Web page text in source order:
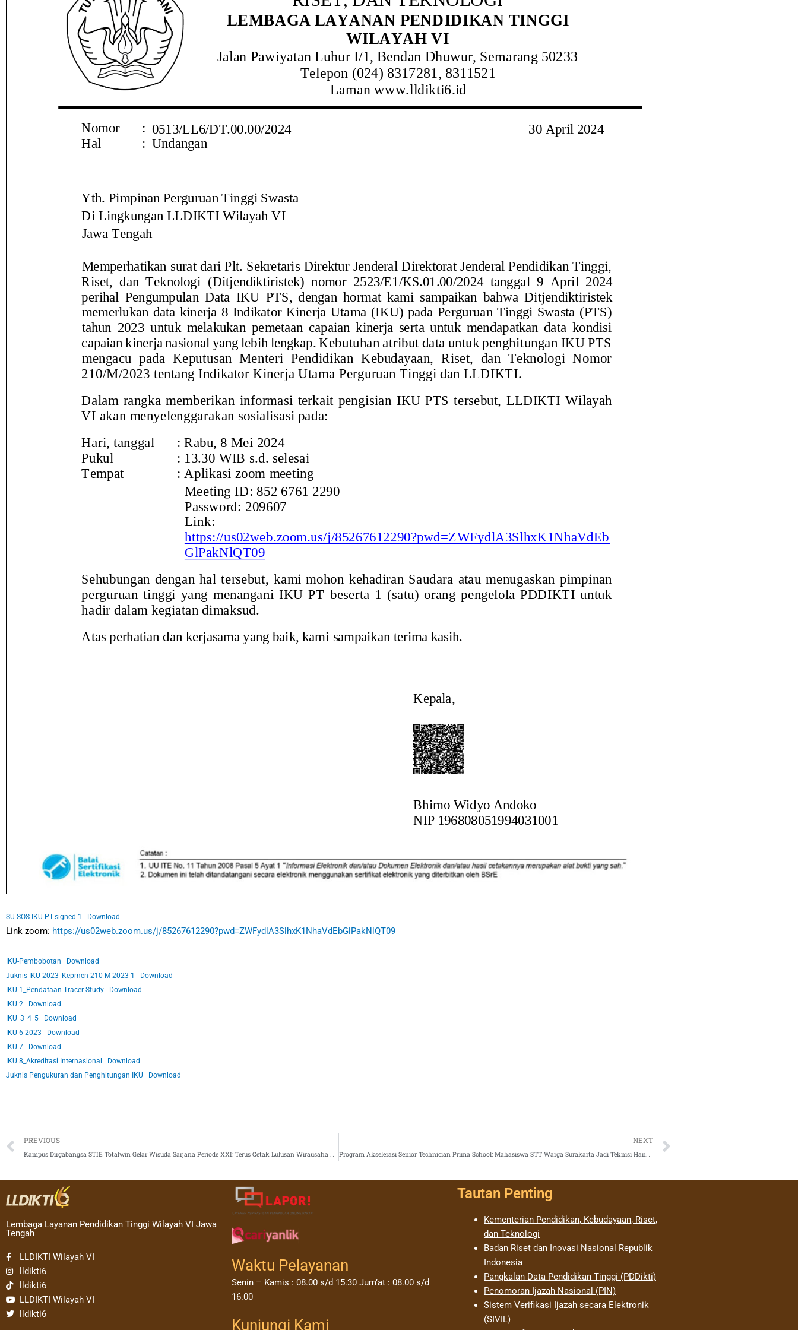
SU-SOS-IKU-PT-signed-1 Download
Link zoom: https://us02web.zoom.us/j/85267612290?pwd=ZWFydlA3SlhxK1NhaVdEbGlPakNlQT09
IKU-Pembobotan
Download
Juknis-IKU-2023_Kepmen-210-M-2023-1
Download
IKU 1_Pendataan Tracer Study
Download
IKU 2
Download
IKU_3_4_5
Download
IKU 6 2023
Download
IKU 7
Download
IKU 8_Akreditasi Internasional
Download
Juknis Pengukuran dan Penghitungan IKU
Download
Prev
PREVIOUS NEXT
Lembaga Layanan Pendidikan Tinggi Wilayah VI Jawa
Tengah
LLDIKTI Wilayah VI
lldikti6
lldikti6
LLDIKTI Wilayah VI
lldikti6
Waktu Pelayanan
Senin – Kamis : 08.00 s/d 15.30 Jum’at : 08.00 s/d
16.00
Kunjungi Kami
Tautan Penting
Kementerian Pendidikan, Kebudayaan, Riset,
dan Teknologi
Badan Riset dan Inovasi Nasional Republik
Indonesia
Pangkalan Data Pendidikan Tinggi (PDDikti)
Penomoran Ijazah Nasional (PIN)
Sistem Verifikasi Ijazah secara Elektronik
(SIVIL)